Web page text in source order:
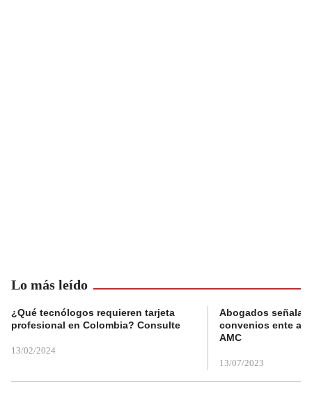
Lo más leído
¿Qué tecnólogos requieren tarjeta
profesional en Colombia? Consulte
13/02/2024
Abogados
convenios ente
AMC
13/07/2023